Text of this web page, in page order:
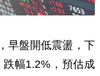
早盤開低震盪，下
幅1.2%，預估成